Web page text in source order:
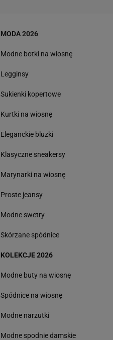
MODA 2026
Modne botki na wiosnę
Legginsy
Sukienki kopertowe
Kurtki na wiosnę
Eleganckie bluzki
Klasyczne sneakersy
Marynarki na wiosnę
Proste jeansy
Modne swetry
Skórzane spódnice
KOLEKCJE 2026
Modne buty na wiosnę
Spódnice na wiosnę
Modne narzutki
Modne spodnie damskie